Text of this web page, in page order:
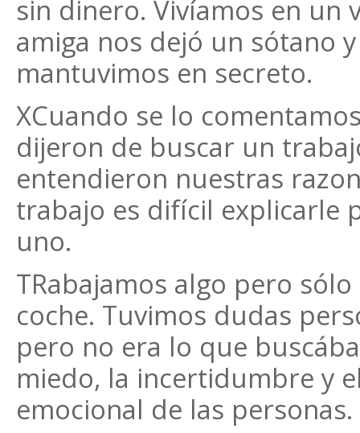
sin dinero. Vivíamos en un
amiga nos dejó un sótano
mantuvimos en secreto.
XCuando se lo
dijeron de buscar un
entendieron nuestras
trabajo es difícil explicarle
uno.
TRabajamos algo pero
coche. Tuvimos dudas
pero no era lo que
miedo, la incertidumbre y
emocional de las personas.